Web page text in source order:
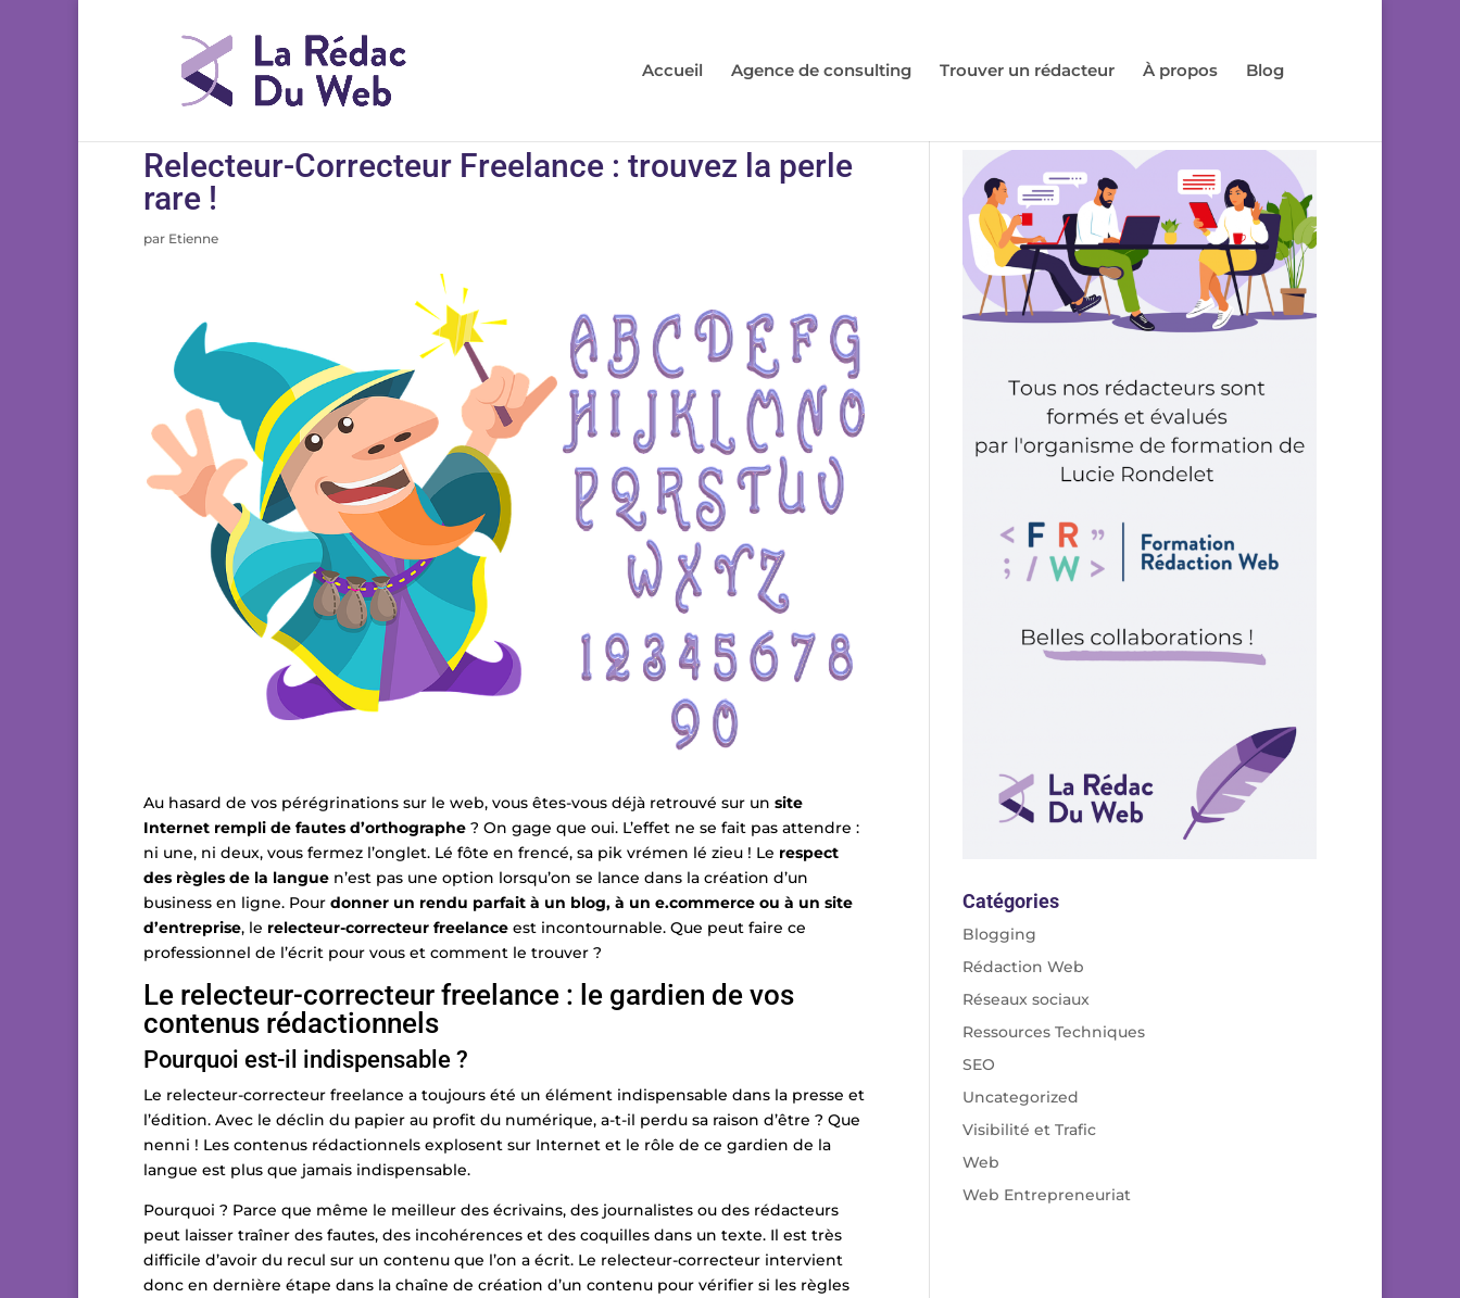
Accueil Agence de consulting Trouver un rédacteur À propos Blog
Relecteur-Correcteur Freelance : trouvez la perle
rare !
par Etienne
Au hasard de vos pérégrinations sur le web, vous êtes-vous déjà retrouvé sur un site
Internet rempli de fautes d’orthographe ? On gage que oui. L’effet ne se fait pas attendre :
ni une, ni deux, vous fermez l’onglet. Lé fôte en frencé, sa pik vrémen lé zieu ! Le respect
des règles de la langue n’est pas une option lorsqu’on se lance dans la création d’un
business en ligne. Pour donner un rendu parfait à un blog, à un e.commerce ou à un site
d’entreprise, le relecteur-correcteur freelance est incontournable. Que peut faire ce
professionnel de l’écrit pour vous et comment le trouver ?
Le relecteur-correcteur freelance : le gardien de vos
contenus rédactionnels
Pourquoi est-il indispensable ?
Le relecteur-correcteur freelance a toujours été un élément indispensable dans la presse et
l’édition. Avec le déclin du papier au profit du numérique, a-t-il perdu sa raison d’être ? Que
nenni ! Les contenus rédactionnels explosent sur Internet et le rôle de ce gardien de la
langue est plus que jamais indispensable.
Pourquoi ? Parce que même le meilleur des écrivains, des journalistes ou des rédacteurs
peut laisser traîner des fautes, des incohérences et des coquilles dans un texte. Il est très
difficile d’avoir du recul sur un contenu que l’on a écrit. Le relecteur-correcteur intervient
donc en dernière étape dans la chaîne de création d’un contenu pour vérifier si les règles
Catégories
Blogging
Rédaction Web
Réseaux sociaux
Ressources Techniques
SEO
Uncategorized
Visibilité et Trafic
Web
Web Entrepreneuriat